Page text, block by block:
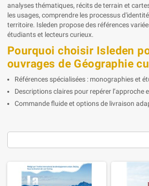
analyses thématiques, récits de terrain et
les usages, comprendre les processus
territoire. Isleden propose des références
étudiants et lecteurs curieux.
Pourquoi choisir Isleden
ouvrages de Géographie
Références spécialisées : monographies et
Descriptions claires pour repérer l’approche
Commande fluide et options de livraison